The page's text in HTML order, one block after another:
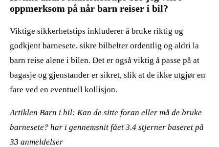
oppmerksom på når barn reiser i bil?
Viktige sikkerhetstips inkluderer å bruke riktig og
godkjent barnesete, sikre bilbelter ordentlig og aldri la
barn reise alene i bilen. Det er også viktig å passe på at
bagasje og gjenstander er sikret, slik at de ikke utgjør en
fare ved en eventuell kollisjon.
Artiklen Barn i bil: Kan de sitte foran eller må de bruke
barnesete? har i gennemsnit fået 3.4 stjerner baseret på
33 anmeldelser